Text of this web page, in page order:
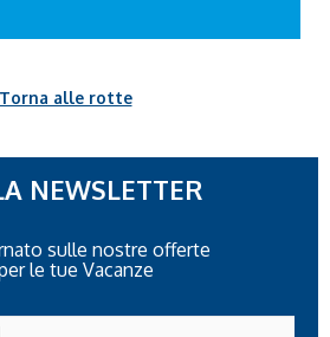
Torna alle rotte
NEWSLETTER
sulle nostre offerte
le tue Vacanze